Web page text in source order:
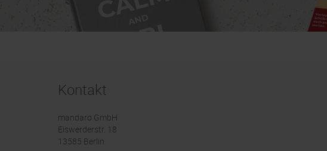
Kontakt
mandaro GmbH
Eiswerderstr. 18
13585 Berlin